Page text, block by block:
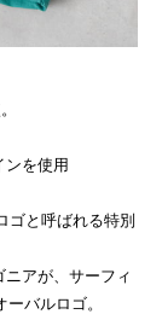
ンを使用
ゴと呼ばれる特別
アが、サーフィ
バルロゴ。